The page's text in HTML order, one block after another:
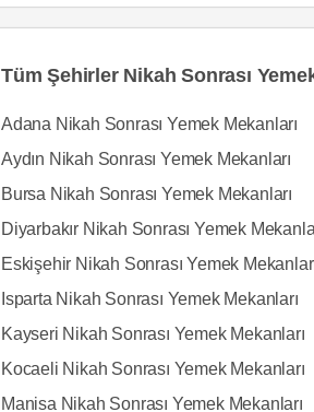
Tüm Şehirler Nikah Sonrası
Adana Nikah Sonrası Yemek Mekanları
Aydın Nikah Sonrası Yemek Mekanları
Bursa Nikah Sonrası Yemek Mekanları
Diyarbakır Nikah Sonrası Yemek
Eskişehir Nikah Sonrası Yemek
Isparta Nikah Sonrası Yemek Mekanları
Kayseri Nikah Sonrası Yemek Mekanları
Kocaeli Nikah Sonrası Yemek Mekanları
Manisa Nikah Sonrası Yemek Mekanları